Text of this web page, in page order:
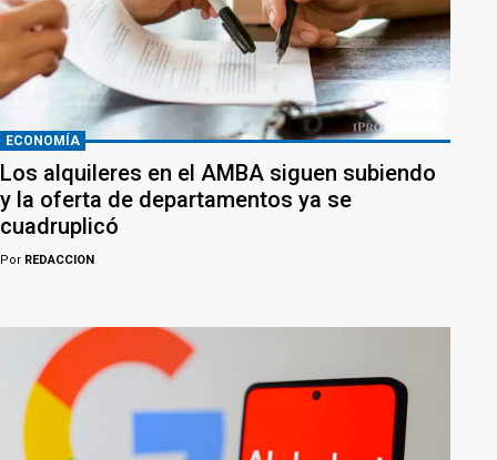
ECONOMÍA
Los alquileres en el AMBA siguen subiendo
y la oferta de departamentos ya se
cuadruplicó
Por REDACCION